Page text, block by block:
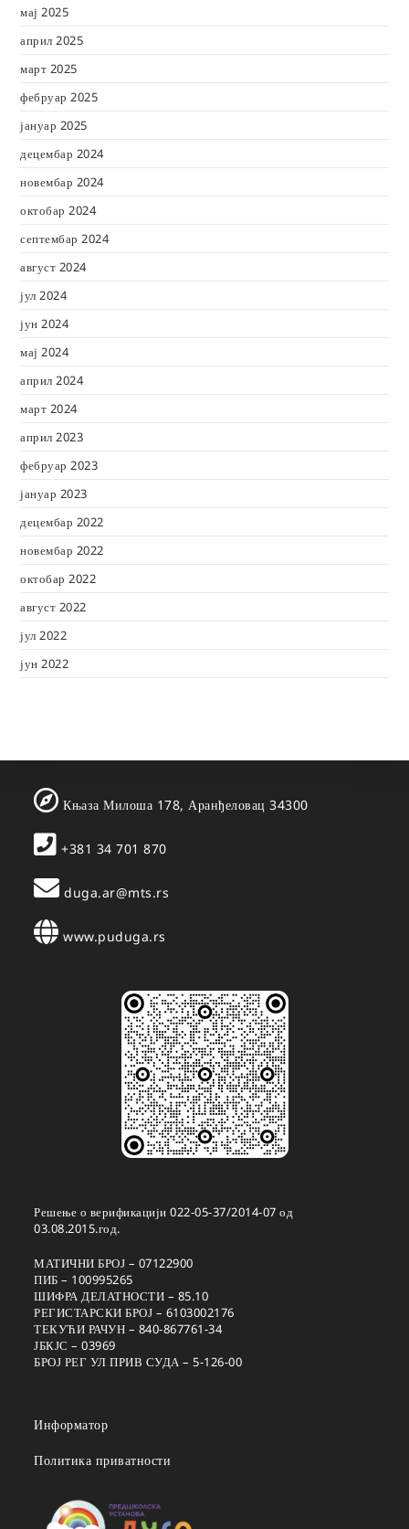
мај 2025
април 2025
март 2025
фебруар 2025
јануар 2025
децембар 2024
новембар 2024
октобар 2024
септембар 2024
август 2024
јул 2024
јун 2024
мај 2024
април 2024
март 2024
април 2023
фебруар 2023
јануар 2023
децембар 2022
новембар 2022
октобар 2022
август 2022
јул 2022
јун 2022
Књаза Милоша 178, Аранђеловац 34300
+381 34 701 870
duga.ar@mts.rs
www.puduga.rs
Решење о верификацији 022-05-37/2014-07 од
03.08.2015.год.
МАТИЧНИ БРОЈ – 07122900
ПИБ – 100995265
ШИФРА ДЕЛАТНОСТИ – 85.10
РЕГИСТАРСКИ БРОЈ – 6103002176
ТЕКУЋИ РАЧУН – 840-867761-34
ЈБКЈС – 03969
БРОЈ РЕГ УЛ ПРИВ СУДА – 5-126-00
Информатор
Политика приватности